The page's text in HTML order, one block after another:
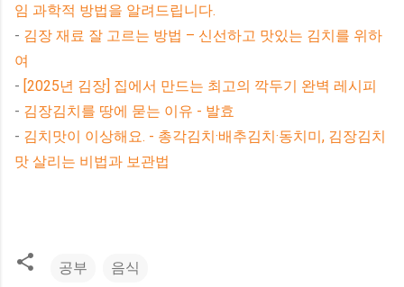
임 과학적 방법을 알려드립니다.
- 김장 재료 잘 고르는 방법 – 신선하고 맛있는 김치를 위하
여
- [2025년 김장] 집에서 만드는 최고의 깍두기 완벽 레시피
- 김장김치를 땅에 묻는 이유 - 발효
- 김치맛이 이상해요. - 총각김치·배추김치·동치미, 김장김치
맛 살리는 비법과 보관법
공부 음식